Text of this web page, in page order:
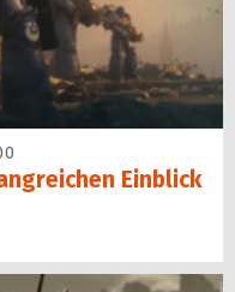
Einblick